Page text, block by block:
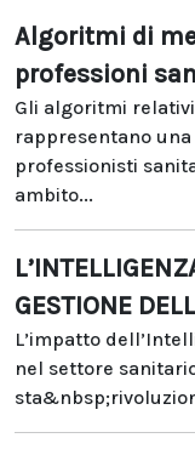
Algoritmi di
professioni
Gli algoritmi
rappresentano
professionisti
ambito...
GESTIONE
L’impatto
nel settore